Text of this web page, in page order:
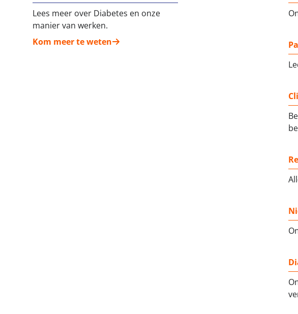
Lees meer over Diabetes en onze
manier van werken.
Kom meer te weten